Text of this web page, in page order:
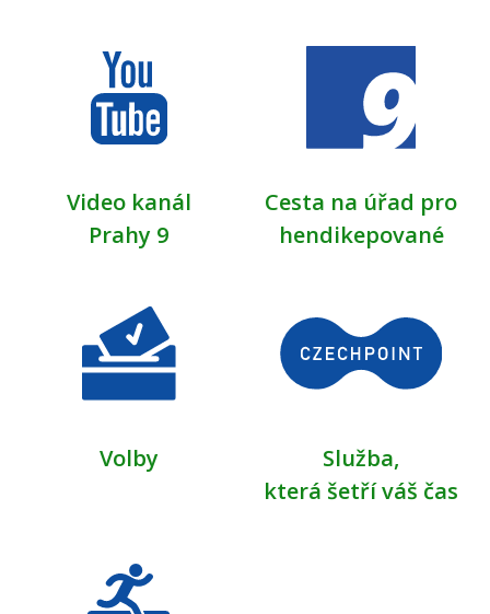
Video kanál
Prahy 9
Cesta na úřad pro
hendikepované
Volby
Služba,
která šetří váš čas